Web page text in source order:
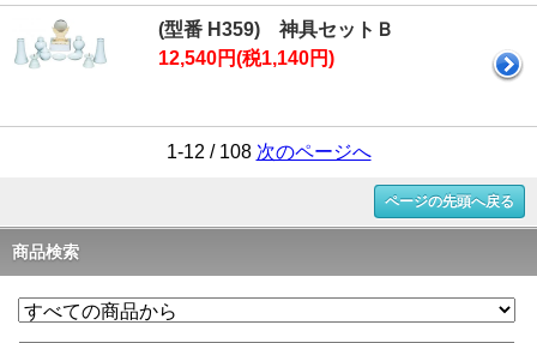
(型番 H359) 神具セットＢ
12,540円(税1,140円)
1-12 / 108 次のページへ
ページの先頭へ戻る
商品検索